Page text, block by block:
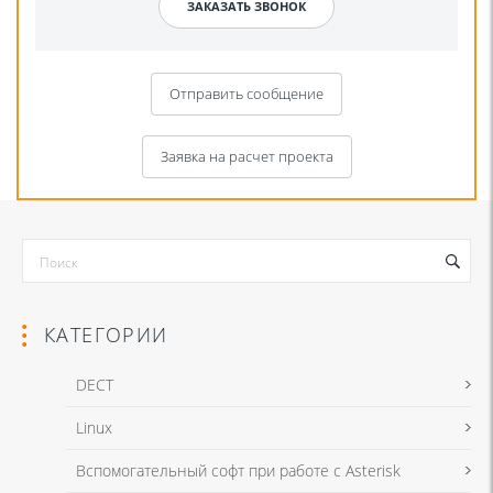
Отправить сообщение
Я даю согласие на обработку моих персональных данных для связи
в соответствии с Политикой в отношении обработки персональных
Заявка на расчет проекта
КАТЕГОРИИ
DECT
Linux
Вспомогательный софт при работе с Asterisk